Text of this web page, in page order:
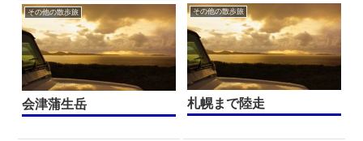
その他の散歩旅
会津蒲生岳
その他の散歩旅
札幌まで陸走